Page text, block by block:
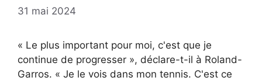
31 mai 2024
« Le plus important pour moi, c'est que je
continue de progresser », déclare-t-il à Roland-
Garros. « Je le vois dans mon tennis. C'est ce